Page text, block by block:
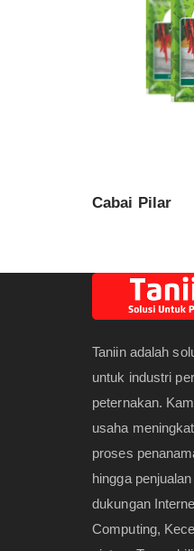
Cabai Pilar
Taniin adalah
untuk industri
peternakan.
usaha
proses
hingga
dukungan
Computing,